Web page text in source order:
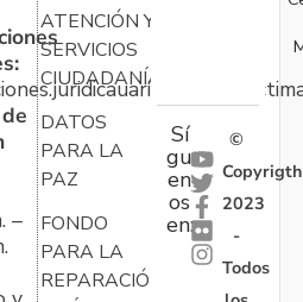
–
ATENCIÓN Y
SERVICIOS
CIUDADANÍA
DATOS
PARA LA
PAZ
FONDO
PARA LA
REPARACIÓN
Sí
gu
en
os
en:
©
Copyrigth
2023
-
Todos